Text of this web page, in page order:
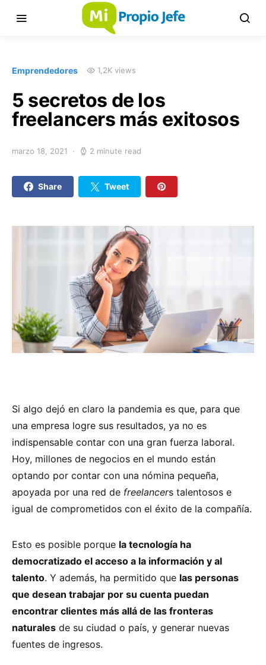
Emprendedores 1,2K views
5 secretos de los
freelancers más exitosos
marzo 18, 2021 2 minute read
Share Tweet
Si algo dejó en claro la pandemia es que, para que
una empresa logre sus resultados, ya no es
indispensable contar con una gran fuerza laboral.
Hoy, millones de negocios en el mundo están
optando por contar con una nómina pequeña,
apoyada por una red de freelancers talentosos e
igual de comprometidos con el éxito de la compañía.
Esto es posible porque la tecnología ha
democratizado el acceso a la información y al
talento. Y además, ha permitido que las personas
que desean trabajar por su cuenta puedan
encontrar clientes más allá de las fronteras
naturales de su ciudad o país, y generar nuevas
fuentes de ingresos.